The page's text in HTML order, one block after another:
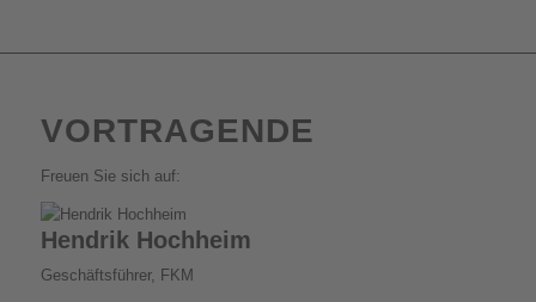
VORTRAGENDE
Freuen Sie sich auf:
Hendrik Hochheim
Geschäftsführer, FKM